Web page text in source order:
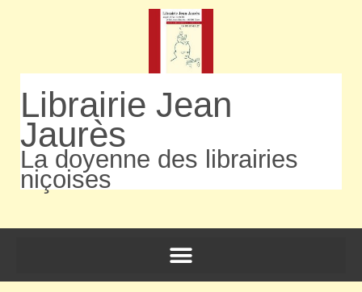
Librairie Jean
Jaurès
La doyenne des librairies
niçoises